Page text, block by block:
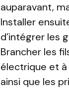
auparavant,
Installer
d’intégrer les
Brancher les
électrique et à
ainsi que les